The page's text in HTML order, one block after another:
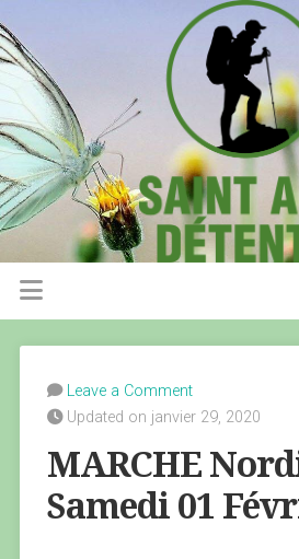
Leave a Comment
Updated on janvier 29, 2020
MARCHE
Samedi 01